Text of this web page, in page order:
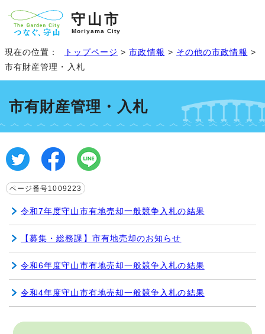
守山市
Moriyama City
現在の位置： トップページ >市政情報 > その他の市政情報 >
市有財産管理・入札
市有財産管理・入札
ページ番号1009223
令和7年度守山市有地売却一般競争入札の結果
【募集・総務課】市有地売却のお知らせ
令和6年度守山市有地売却一般競争入札の結果
令和4年度守山市有地売却一般競争入札の結果